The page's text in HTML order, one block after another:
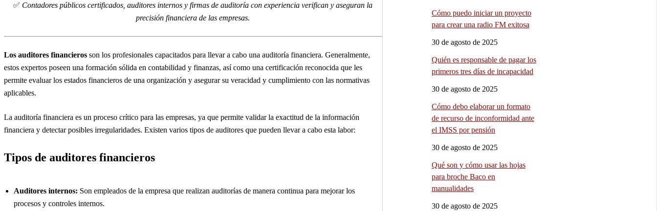
✅ Contadores públicos certificados, auditores internos y firmas de auditoría con experiencia verifican y aseguran la
precisión financiera de las empresas.
Los auditores financieros son los profesionales capacitados para llevar a cabo una auditoría financiera. Generalmente,
estos expertos poseen una formación sólida en contabilidad y finanzas, así como una certificación reconocida que les
permite evaluar los estados financieros de una organización y asegurar su veracidad y cumplimiento con las normativas
aplicables.
La auditoría financiera es un proceso crítico para las empresas, ya que permite validar la exactitud de la información
financiera y detectar posibles irregularidades. Existen varios tipos de auditores que pueden llevar a cabo esta labor:
Tipos de auditores financieros
Auditores internos: Son empleados de la empresa que realizan auditorías de manera continua para mejorar los
procesos y controles internos.
Cómo puedo iniciar un proyecto
para crear una radio FM exitosa
30 de agosto de 2025
Quién es responsable de pagar los
primeros tres días de incapacidad
30 de agosto de 2025
Cómo debo elaborar un formato
de recurso de inconformidad ante
el IMSS por pensión
30 de agosto de 2025
Qué son y cómo usar las hojas
para broche Baco en
manualidades
30 de agosto de 2025